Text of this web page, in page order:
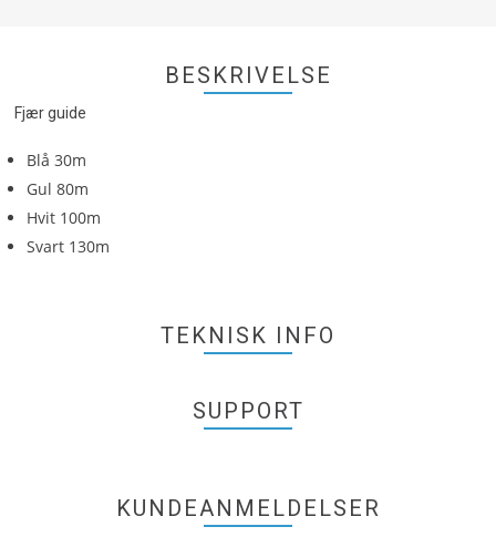
BESKRIVELSE
Fjær guide
Blå 30m
Gul 80m
Hvit 100m
Svart 130m
TEKNISK INFO
SUPPORT
KUNDEANMELDELSER